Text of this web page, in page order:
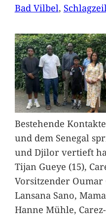
Bad Vilbel,
Bestehende
und dem Senegal
und Djilor vertieft
Tijan Gueye (15),
Vorsitzender
Lansana Sano,
Hanne Mühle,